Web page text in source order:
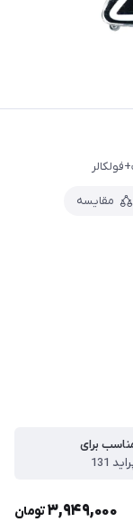
مقایسه
برای
131
3,949,000تومان